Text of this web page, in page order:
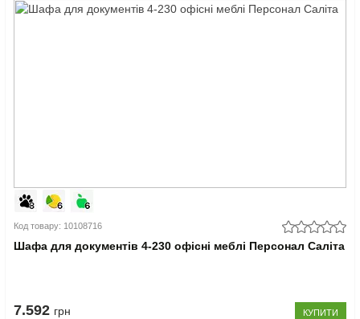
Код товару: 10108716
Шафа для документів 4-230 офісні меблі Персонал Саліта
7.592 грн КУПИТИ